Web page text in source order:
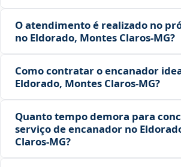
O atendimento é realizado no
no Eldorado, Montes Claros‑MG?
Como contratar o encanador
Eldorado, Montes Claros‑MG?
Quanto tempo demora para
serviço de encanador no
Claros‑MG?